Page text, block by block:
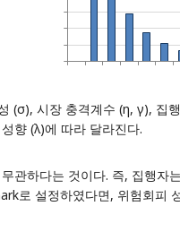
(σ), 시장 충격계수 (η, γ), 집
향 (λ)에 따라 달라진다.
관하다는 것이다. 즉, 집행
로 설정하였다면, 위험회피